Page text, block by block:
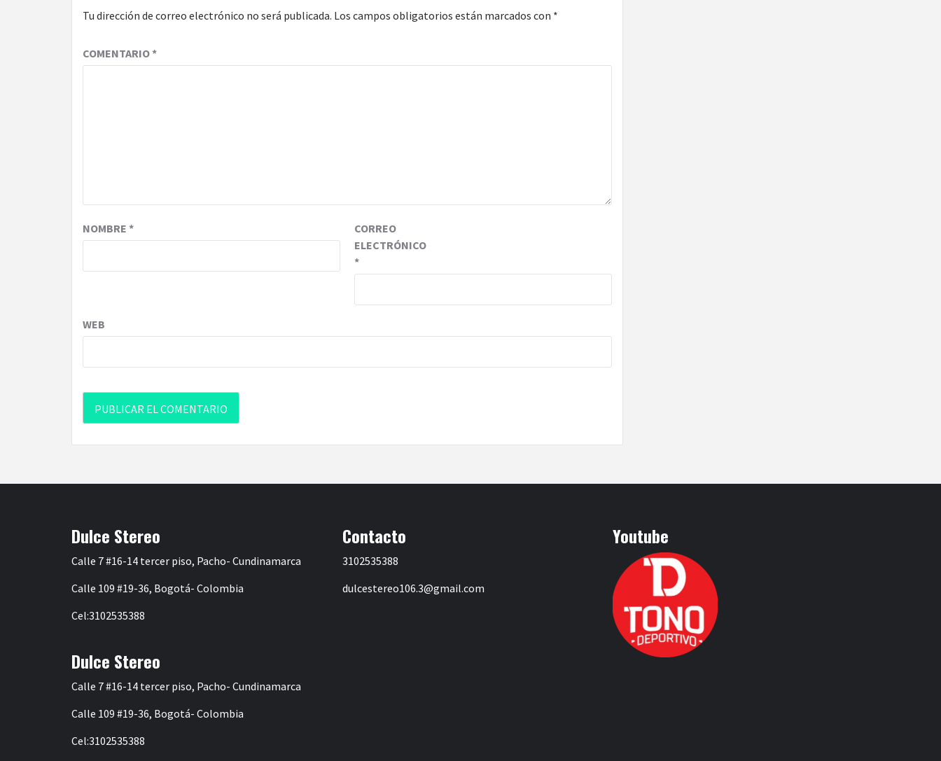
Tu dirección de correo electrónico no será publicada. Los campos obligatorios están marcados con *
COMENTARIO*
NOMBRE *
CORREO
ELECTRÓNICO
*
WEB
Dulce Stereo
Calle 7 #16-14 tercer piso, Pacho- Cundinamarca
Calle 109 #19-36, Bogotá- Colombia
Cel:3102535388
Dulce Stereo
Calle 7 #16-14 tercer piso, Pacho- Cundinamarca
Calle 109 #19-36, Bogotá- Colombia
Cel:3102535388
Contacto
3102535388
dulcestereo106.3@gmail.com
Youtube